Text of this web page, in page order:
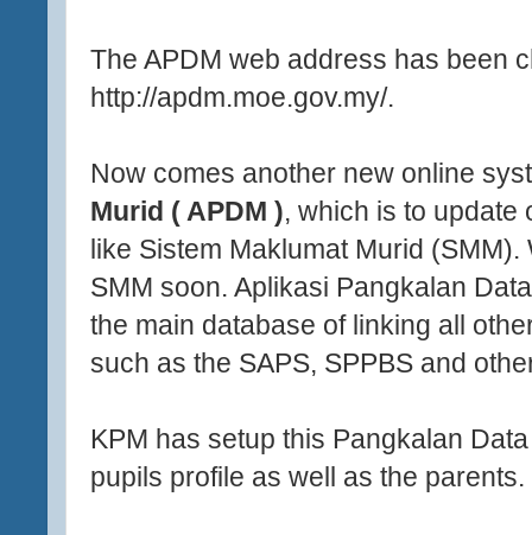
The APDM web address has been
http://apdm.moe.gov.my/.
Now comes another new online
Murid ( APDM ), which is to update
like Sistem Maklumat Murid
SMM soon. Aplikasi Pangkalan
the main database of linking all
such as the SAPS, SPPBS and
KPM has setup this Pangkalan
pupils profile as well as the parents.